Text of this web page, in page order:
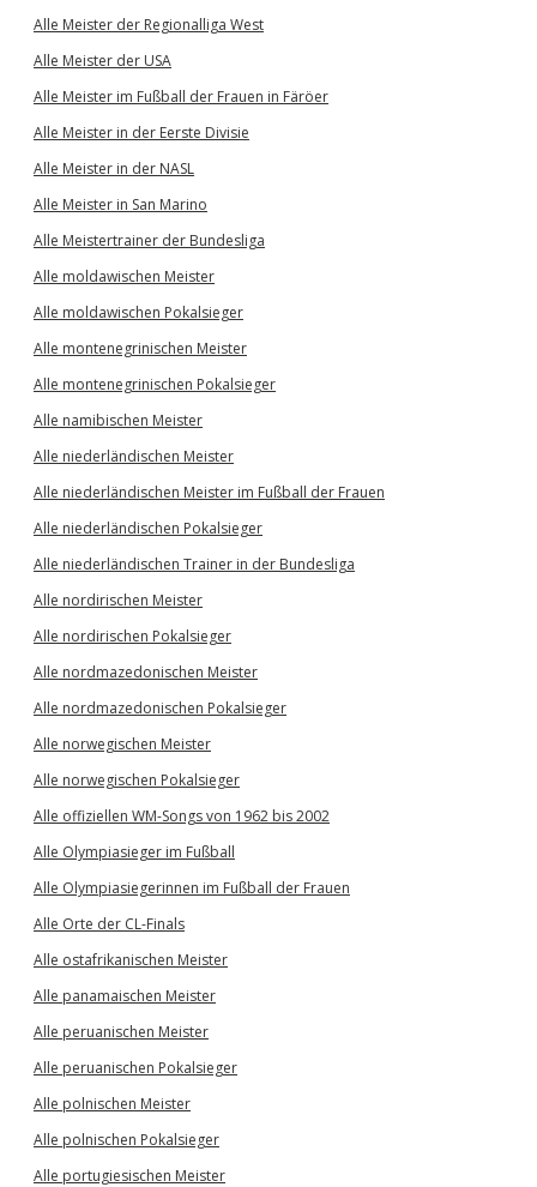
Alle Meister der Regionalliga West
Alle Meister der USA
Alle Meister im Fußball der Frauen in Färöer
Alle Meister in der Eerste Divisie
Alle Meister in der NASL
Alle Meister in San Marino
Alle Meistertrainer der Bundesliga
Alle moldawischen Meister
Alle moldawischen Pokalsieger
Alle montenegrinischen Meister
Alle montenegrinischen Pokalsieger
Alle namibischen Meister
Alle niederländischen Meister
Alle niederländischen Meister im Fußball der Frauen
Alle niederländischen Pokalsieger
Alle niederländischen Trainer in der Bundesliga
Alle nordirischen Meister
Alle nordirischen Pokalsieger
Alle nordmazedonischen Meister
Alle nordmazedonischen Pokalsieger
Alle norwegischen Meister
Alle norwegischen Pokalsieger
Alle offiziellen WM-Songs von 1962 bis 2002
Alle Olympiasieger im Fußball
Alle Olympiasiegerinnen im Fußball der Frauen
Alle Orte der CL-Finals
Alle ostafrikanischen Meister
Alle panamaischen Meister
Alle peruanischen Meister
Alle peruanischen Pokalsieger
Alle polnischen Meister
Alle polnischen Pokalsieger
Alle portugiesischen Meister